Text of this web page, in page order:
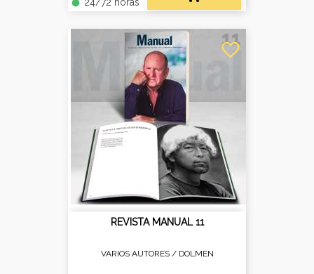
fiber_manual_record
REVISTA MANUAL 11
VARIOS AUTORES / DOLMEN
favorite_border